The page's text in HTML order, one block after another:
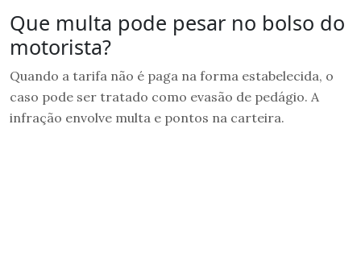
Que multa pode pesar no bolso do
motorista?
Quando a tarifa não é paga na forma estabelecida, o
caso pode ser tratado como evasão de pedágio. A
infração envolve multa e pontos na carteira.